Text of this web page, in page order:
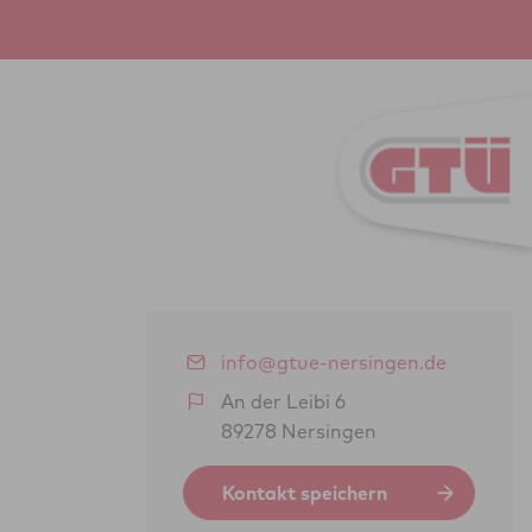
info@gtue-nersingen.de
An der Leibi 6
89278 Nersingen
Kontakt speichern